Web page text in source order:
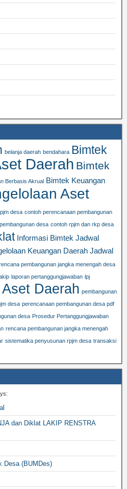
belanja daerah bendahara Bimtek
Daerah Bimtek
Berbasis Akrual Bimtek Keuangan
Aset
desa contoh perencanaan pembangunan
desa contoh rpjm dan rkp desa
Informasi Bimtek Jadwal
Keuangan Daerah Jadwal
pembangunan jangka menengah desa
laporan pertanggungjawaban lpj
Daerah pembangunan
desa perencanaan pembangunan desa pdf
desa Prosedur Pertanggungjawaban
rencana pembangunan jangka menengah
sistematika penyusunan rpjm desa transaksi
dan Diklat LAKIP RENSTRA
Desa (BUMDes)